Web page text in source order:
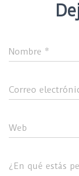
Nombre *
Correo
Web
¿En qué estás